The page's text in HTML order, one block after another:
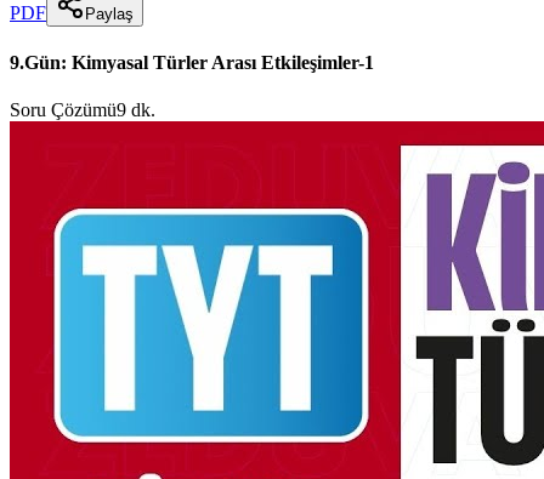
PDF Paylaş
9.Gün: Kimyasal Türler Arası Etkileşimler-1
Soru Çözümü9 dk.